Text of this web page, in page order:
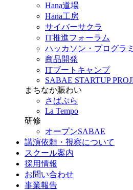
Hana道場
Hana工房
サイバーサクラ
IT推進フォーラム
ハッカソン・プログラ
商品開発
ITブートキャンプ
SABAE STARTUP
まちなか賑わい
さばぷら
La Tempo
研修
オープンSABAE
講演依頼・視察について
スクール案内
採用情報
お問い合わせ
事業報告